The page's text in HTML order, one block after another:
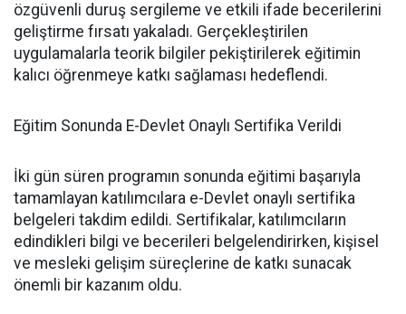
özgüvenli duruş sergileme ve etkili ifade becerilerini
geliştirme fırsatı yakaladı. Gerçekleştirilen
uygulamalarla teorik bilgiler pekiştirilerek eğitimin
kalıcı öğrenmeye katkı sağlaması hedeflendi.
Eğitim Sonunda E-Devlet Onaylı Sertifika Verildi
İki gün süren programın sonunda eğitimi başarıyla
tamamlayan katılımcılara e-Devlet onaylı sertifika
belgeleri takdim edildi. Sertifikalar, katılımcıların
edindikleri bilgi ve becerileri belgelendirirken, kişisel
ve mesleki gelişim süreçlerine de katkı sunacak
önemli bir kazanım oldu.